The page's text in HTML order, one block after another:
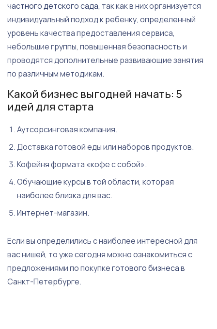
частного детского сада, так как в них организуется
индивидуальный подход к ребенку, определенный
уровень качества предоставления сервиса,
небольшие группы, повышенная безопасность и
проводятся дополнительные развивающие занятия
по различным методикам.
Какой бизнес выгодней начать: 5
идей для старта
Аутсорсинговая компания.
Доставка готовой еды или наборов продуктов.
Кофейня формата «кофе с собой».
Обучающие курсы в той области, которая
наиболее близка для вас.
Интернет-магазин.
Если вы определились с наиболее интересной для
вас нишей, то уже сегодня можно ознакомиться с
предложениями по покупкеготового бизнесав
Санкт-Петербурге.